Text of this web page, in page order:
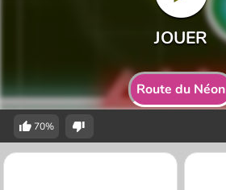
Route du Néon
70%